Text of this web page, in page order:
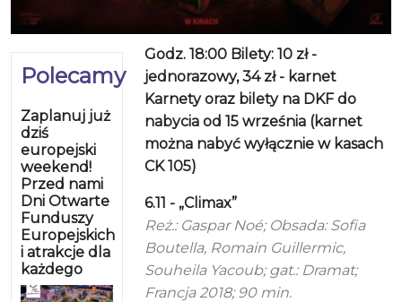
Polecamy
Zaplanuj już
dziś
europejski
weekend!
Przed nami
Dni Otwarte
Funduszy
Europejskich
i atrakcje dla
każdego
Godz. 18:00 Bilety: 10 zł -
jednorazowy, 34 zł - karnet
Karnety oraz bilety na DKF do
nabycia od 15 września (karnet
można nabyć wyłącznie w kasach
CK 105)
6.11 - „Climax”
Reż.: Gaspar Noé; Obsada: Sofia
Boutella, Romain Guillermic,
Souheila Yacoub; gat.: Dramat;
Francja 2018; 90 min.